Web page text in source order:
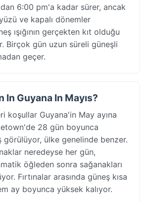
6:00 pm'a kadar sürer, ancak
ve kapalı dönemler
ışığının gerçekten kıt olduğu
Birçok gün uzun süreli güneşli
geçer.
In Guyana In Mayıs?
koşullar Guyana'in May ayına
28 gün boyunca
görülüyor, ülke genelinde benzer.
neredeyse her gün,
öğleden sonra sağanakları
Fırtınalar arasında güneş kısa
ay boyunca yüksek kalıyor.